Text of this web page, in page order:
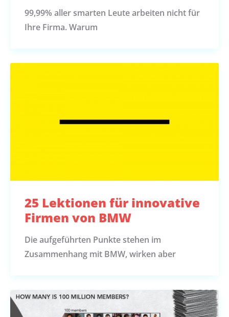
99,99% aller smarten Leute arbeiten nicht für
Ihre Firma. Warum
25 Lektionen für innovative
Firmen von BMW
Die aufgeführten Punkte stehen im
Zusammenhang mit BMW, wirken aber